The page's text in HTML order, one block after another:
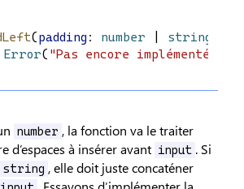
(padding : number string
Error( "Pas encore implémenté !"
number , la fonction va le traiter
d’espaces à insérer avant input . Si
string , elle doit juste concaténer